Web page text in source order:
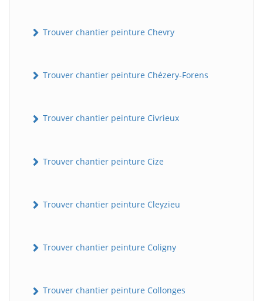
Trouver chantier peinture Chevry
Trouver chantier peinture Chézery-Forens
Trouver chantier peinture Civrieux
Trouver chantier peinture Cize
Trouver chantier peinture Cleyzieu
Trouver chantier peinture Coligny
Trouver chantier peinture Collonges